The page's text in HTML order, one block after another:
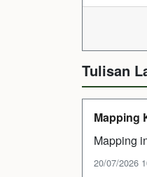
Tulisan
Mapping
Mapping
20/07/2026